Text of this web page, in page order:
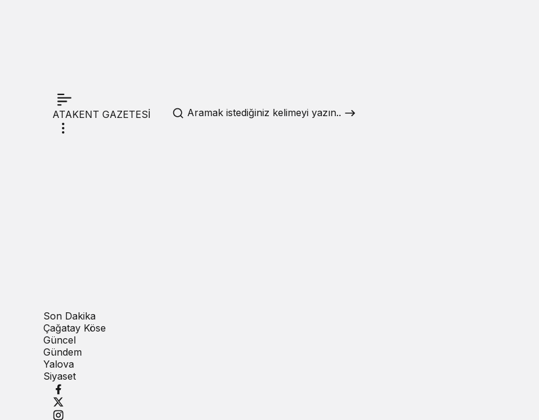
ATAKENT GAZETESİ Aramak istediğiniz kelimeyi yazın..
Son Dakika
Çağatay Köse
Güncel
Gündem
Yalova
Siyaset